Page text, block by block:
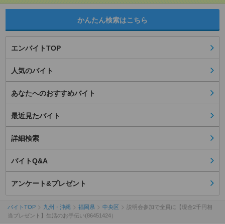
かんたん検索はこちら
エンバイトTOP
人気のバイト
あなたへのおすすめバイト
最近見たバイト
詳細検索
バイトQ&A
アンケート&プレゼント
バイトTOP 九州・沖縄 福岡県 中央区
説明会参加で全員に【現金2千円相
当プレゼント】生活のお手伝い(86451424）